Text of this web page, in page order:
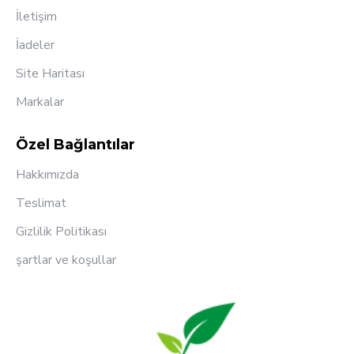
alanlarda tarımsal ilaçlama alanlarında kullanılır.
Pompa kullanma kolaylığı, ayar kabiliyeti ve
konstrüksiyon sağlamlığı bakımından Tarım Kampüsü
denenmiştir.
İletişim
İadeler
Site Haritası
Markalar
Özel Bağlantılar
Hakkımızda
Teslimat
Gizlilik Politikası
şartlar ve koşullar